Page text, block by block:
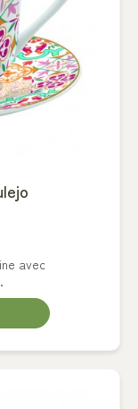
avec